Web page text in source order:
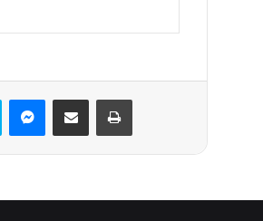
Skype Messenger
E-Posta ile paylaş Yazdır